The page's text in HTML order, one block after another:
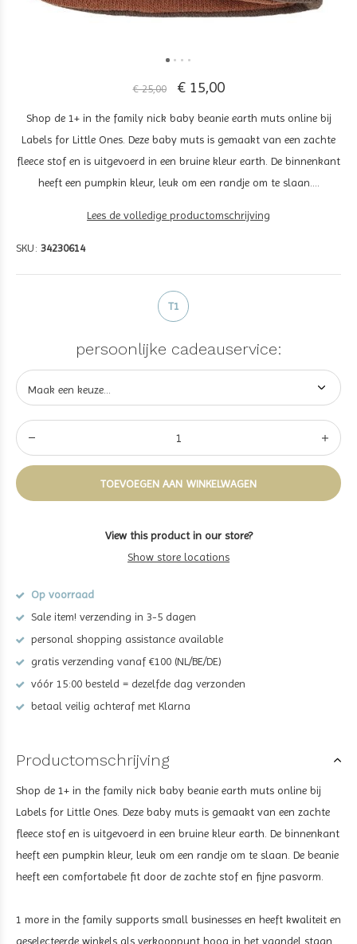
€ 25,00 € 15,00
Shop de 1+ in the family nick baby beanie earth muts online bij
Labels for Little Ones. Deze baby muts is gemaakt van een zachte
fleece stof en is uitgevoerd in een bruine kleur earth. De binnenkant
heeft een pumpkin kleur, leuk om een randje om te slaan....
Lees de volledige productomschrijving
SKU: 34230614
T1
persoonlijke cadeauservice:
TOEVOEGEN AAN WINKELWAGEN
View this product in our store?
Show store locations
Op voorraad
Sale item! verzending in 3-5 dagen
personal shopping assistance available
gratis verzending vanaf €100 (NL/BE/DE)
vóór 15:00 besteld = dezelfde dag verzonden
betaal veilig achteraf met Klarna
Productomschrijving
Shop de 1+ in the family nick baby beanie earth muts online bij
Labels for Little Ones. Deze baby muts is gemaakt van een zachte
fleece stof en is uitgevoerd in een bruine kleur earth. De binnenkant
heeft een pumpkin kleur, leuk om een randje om te slaan. De beanie
heeft een comfortabele fit door de zachte stof en fijne pasvorm.
1 more in the family supports small businesses en heeft kwaliteit en
geselecteerde winkels als verkooppunt hoog in het vaandel staan.